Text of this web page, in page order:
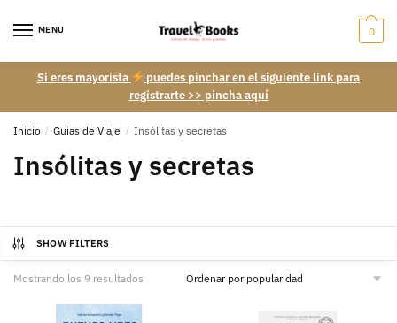
MENU 0
Si eres mayorista
puedes pinchar en el siguiente link para
registrarte >> pincha aquí
Inicio / Guias de Viaje / Insólitas y secretas
Insólitas y secretas
SHOW FILTERS
Mostrando los 9 resultados Ordenado